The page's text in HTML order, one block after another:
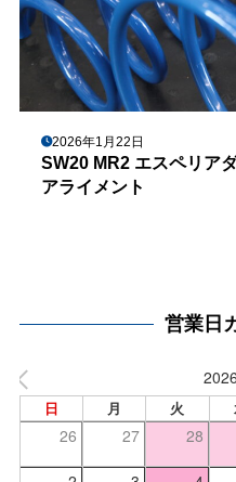
2026年1月22日
SW20 MR2 エスペリア
アライメント
営業日
日 月 火
26 27 28